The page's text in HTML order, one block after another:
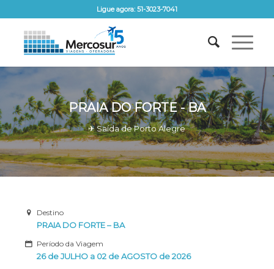
Ligue agora: 51-3023-7041
PRAIA DO FORTE - BA
✈ Saída de Porto Alegre
Destino
PRAIA DO FORTE – BA
Período da Viagem
26 de JULHO a 02 de AGOSTO de 2026